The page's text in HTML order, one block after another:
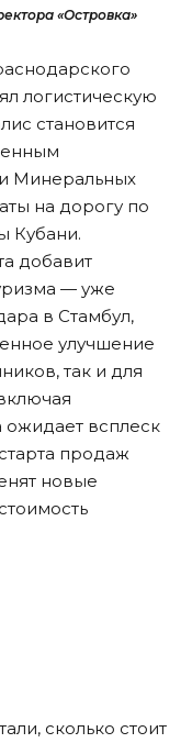
«Островка»
логистическую
становится
Минеральных
на дорогу по
Кубани.
добавит
— уже
в Стамбул,
улучшение
так и для
ожидает всплеск
продаж
новые
сколько стоит